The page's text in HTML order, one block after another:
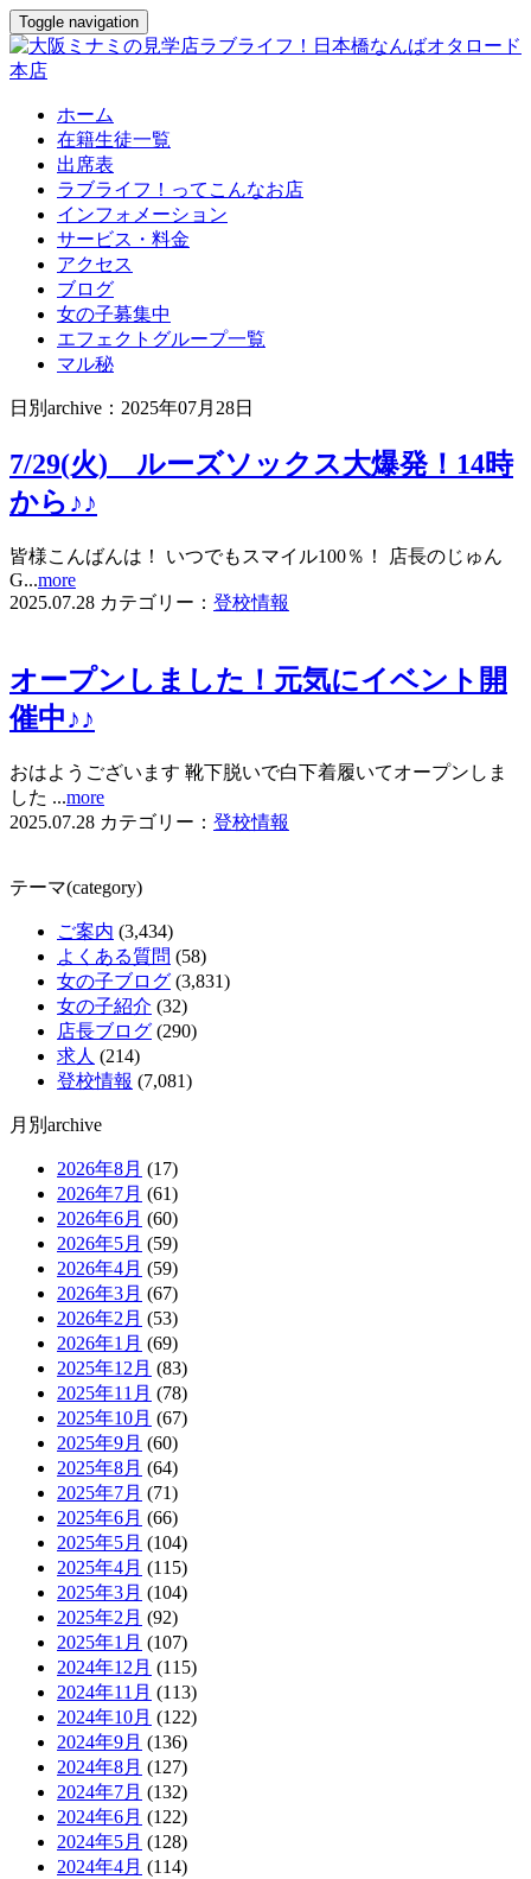
Toggle navigation
ホーム
在籍生徒一覧
出席表
ラブライフ！ってこんなお店
インフォメーション
サービス・料金
アクセス
ブログ
女の子募集中
エフェクトグループ一覧
マル秘
日別archive：2025年07月28日
7/29(火) ルーズソックス大爆発！14時
から♪♪
皆様こんばんは！ いつでもスマイル100％！ 店長のじゅん
G...more
2025.07.28 カテゴリー： 登校情報
オープンしました！元気にイベント開
催中♪♪
おはようございます 靴下脱いで白下着履いてオープンしま
した ...more
2025.07.28 カテゴリー： 登校情報
テーマ(category)
ご案内 (3,434)
よくある質問 (58)
女の子ブログ (3,831)
女の子紹介 (32)
店長ブログ (290)
求人 (214)
登校情報 (7,081)
月別archive
2026年8月 (17)
2026年7月 (61)
2026年6月 (60)
2026年5月 (59)
2026年4月 (59)
2026年3月 (67)
2026年2月 (53)
2026年1月 (69)
2025年12月 (83)
2025年11月 (78)
2025年10月 (67)
2025年9月 (60)
2025年8月 (64)
2025年7月 (71)
2025年6月 (66)
2025年5月 (104)
2025年4月 (115)
2025年3月 (104)
2025年2月 (92)
2025年1月 (107)
2024年12月 (115)
2024年11月 (113)
2024年10月 (122)
2024年9月 (136)
2024年8月 (127)
2024年7月 (132)
2024年6月 (122)
2024年5月 (128)
2024年4月 (114)